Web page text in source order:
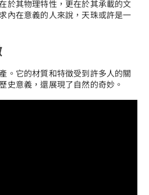
於其物理特性，更在於其承載的文
內在意義的人來說，天珠或許是一
。它的材質和特徵受到許多人的關
史意義，還展現了自然的奇妙。